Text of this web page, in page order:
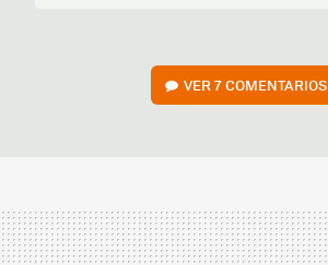
VER7 COMENTARIOS